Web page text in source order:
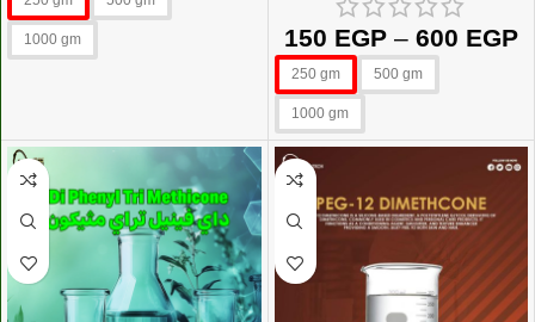
1000 gm 150 EGP – 600 EGP
250 gm 500 gm
1000 gm